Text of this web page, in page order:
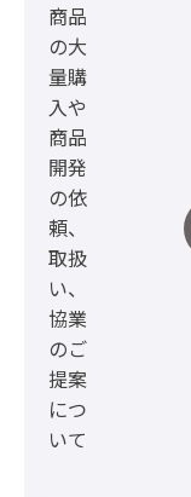
商品
の大
量購
入や
商品
開発
の依
頼、
取扱
い、
協業
のご
提案
につ
いて